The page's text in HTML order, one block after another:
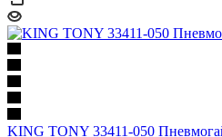
KING TONY 33411-050